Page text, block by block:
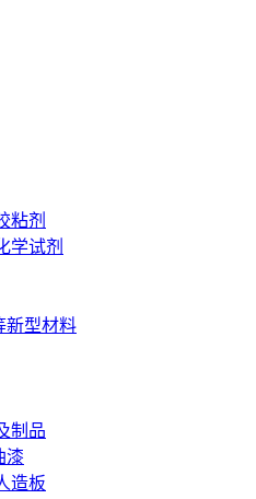
粘剂
学试剂
新型材料
制品
漆
造板